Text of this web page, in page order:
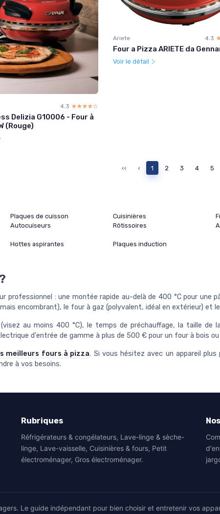
4.3 ☆☆☆☆☆
★★★★★
Delizia G10006 - Four à
(Rouge)
Ariete 4.3
Four a Pizza ARIETE da
Voir le détail
‹‹ ‹ 1 2 3 4 5
Plaques de cuisson Cuisinières
Autocuiseurs Rôtissoires
Hottes aspirantes Plaques induction
professionnel : une montée rapide au-delà de 400 °C pour une
encombrant), le four à gaz (polyvalent, idéal en extérieur) et
au moins 400 °C), le temps de préchauffage, la taille
d'entrée de gamme à plus de 500 € pour un four à bois
meilleurs fours à pizza. Si vous hésitez avec un appareil
à vos besoins.
Rubriques
Réfrigérateurs & congélateurs, Lave-linge & sèche-
linge, Lave-vaisselle, Cuisinières & fours, Petit
électroménager, Gros électroménager.
Le guide indépendant pour bien choisir et entretenir vos